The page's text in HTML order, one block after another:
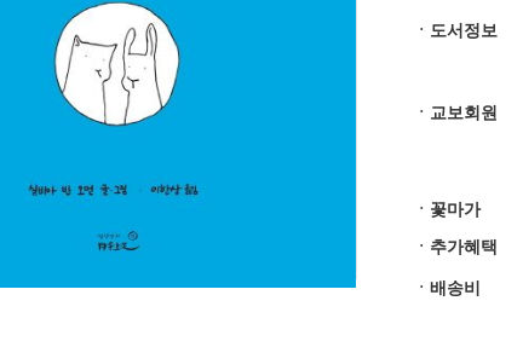
ㆍ도서정보
ㆍ교보회원
ㆍ꽃마가
ㆍ추가혜택
ㆍ배송비